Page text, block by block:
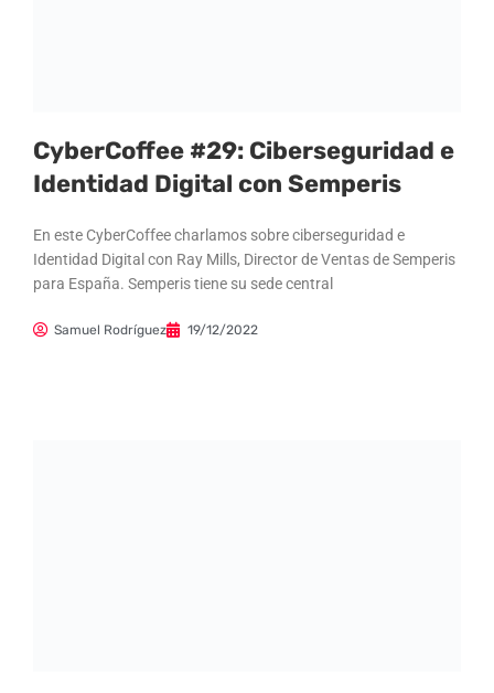
CyberCoffee #29: Ciberseguridad e
Identidad Digital con Semperis
En este CyberCoffee charlamos sobre ciberseguridad e
Identidad Digital con Ray Mills, Director de Ventas de Semperis
para España. Semperis tiene su sede central
Samuel Rodríguez 19/12/2022